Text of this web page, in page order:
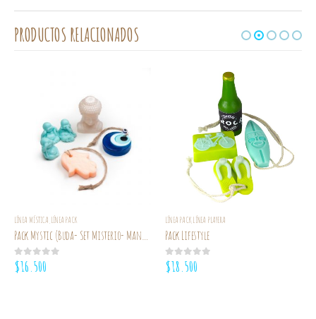
PRODUCTOS RELACIONADOS
LÍNEA MÍSTICA LÍNEA PACK
0out of 5
$16.500
LÍNEA PACK LÍNEA PLAYERA
Pack Lifestyle
0out of 5
$18.500